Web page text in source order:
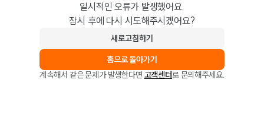
일시적인 오류가 발생했어요.
잠시 후에 다시 시도해주시겠어요?
새로고침하기
홈으로 돌아가기
계속해서 같은 문제가 발생한다면 고객센터로 문의해주세요.